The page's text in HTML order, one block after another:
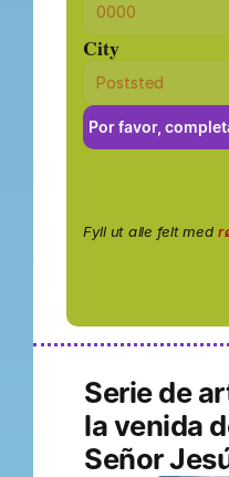
City
Por favor,
Fyll ut alle felt med
Serie de
la venida
Señor